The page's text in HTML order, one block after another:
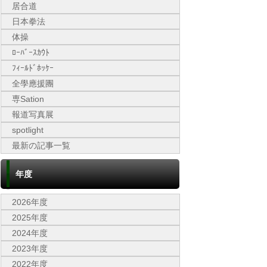
居合道
日本拳法
体操
ﾛｰﾊﾞｰｽｶｳﾄ
ﾌｨｰﾙﾄﾞﾎｯｹｰ
全學應援團
専Sation
報道写真展
spotlight
最新の記事一覧
年度
2026年度
2025年度
2024年度
2023年度
2022年度